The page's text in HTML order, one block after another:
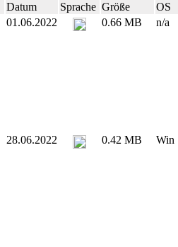
Datum Sprache Größe
OS
01.06.2022 0.66 MB n/a
28.06.2022 0.42 MB Win